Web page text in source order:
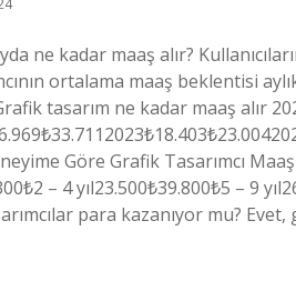
ne kadar maaş alır?
ortalama maaş beklentisi
tasarım ne kadar maaş alır
Göre Grafik Tasarımcı
– 4 yıl23.500₺39.800₺5 – 9
para kazanıyor mu?